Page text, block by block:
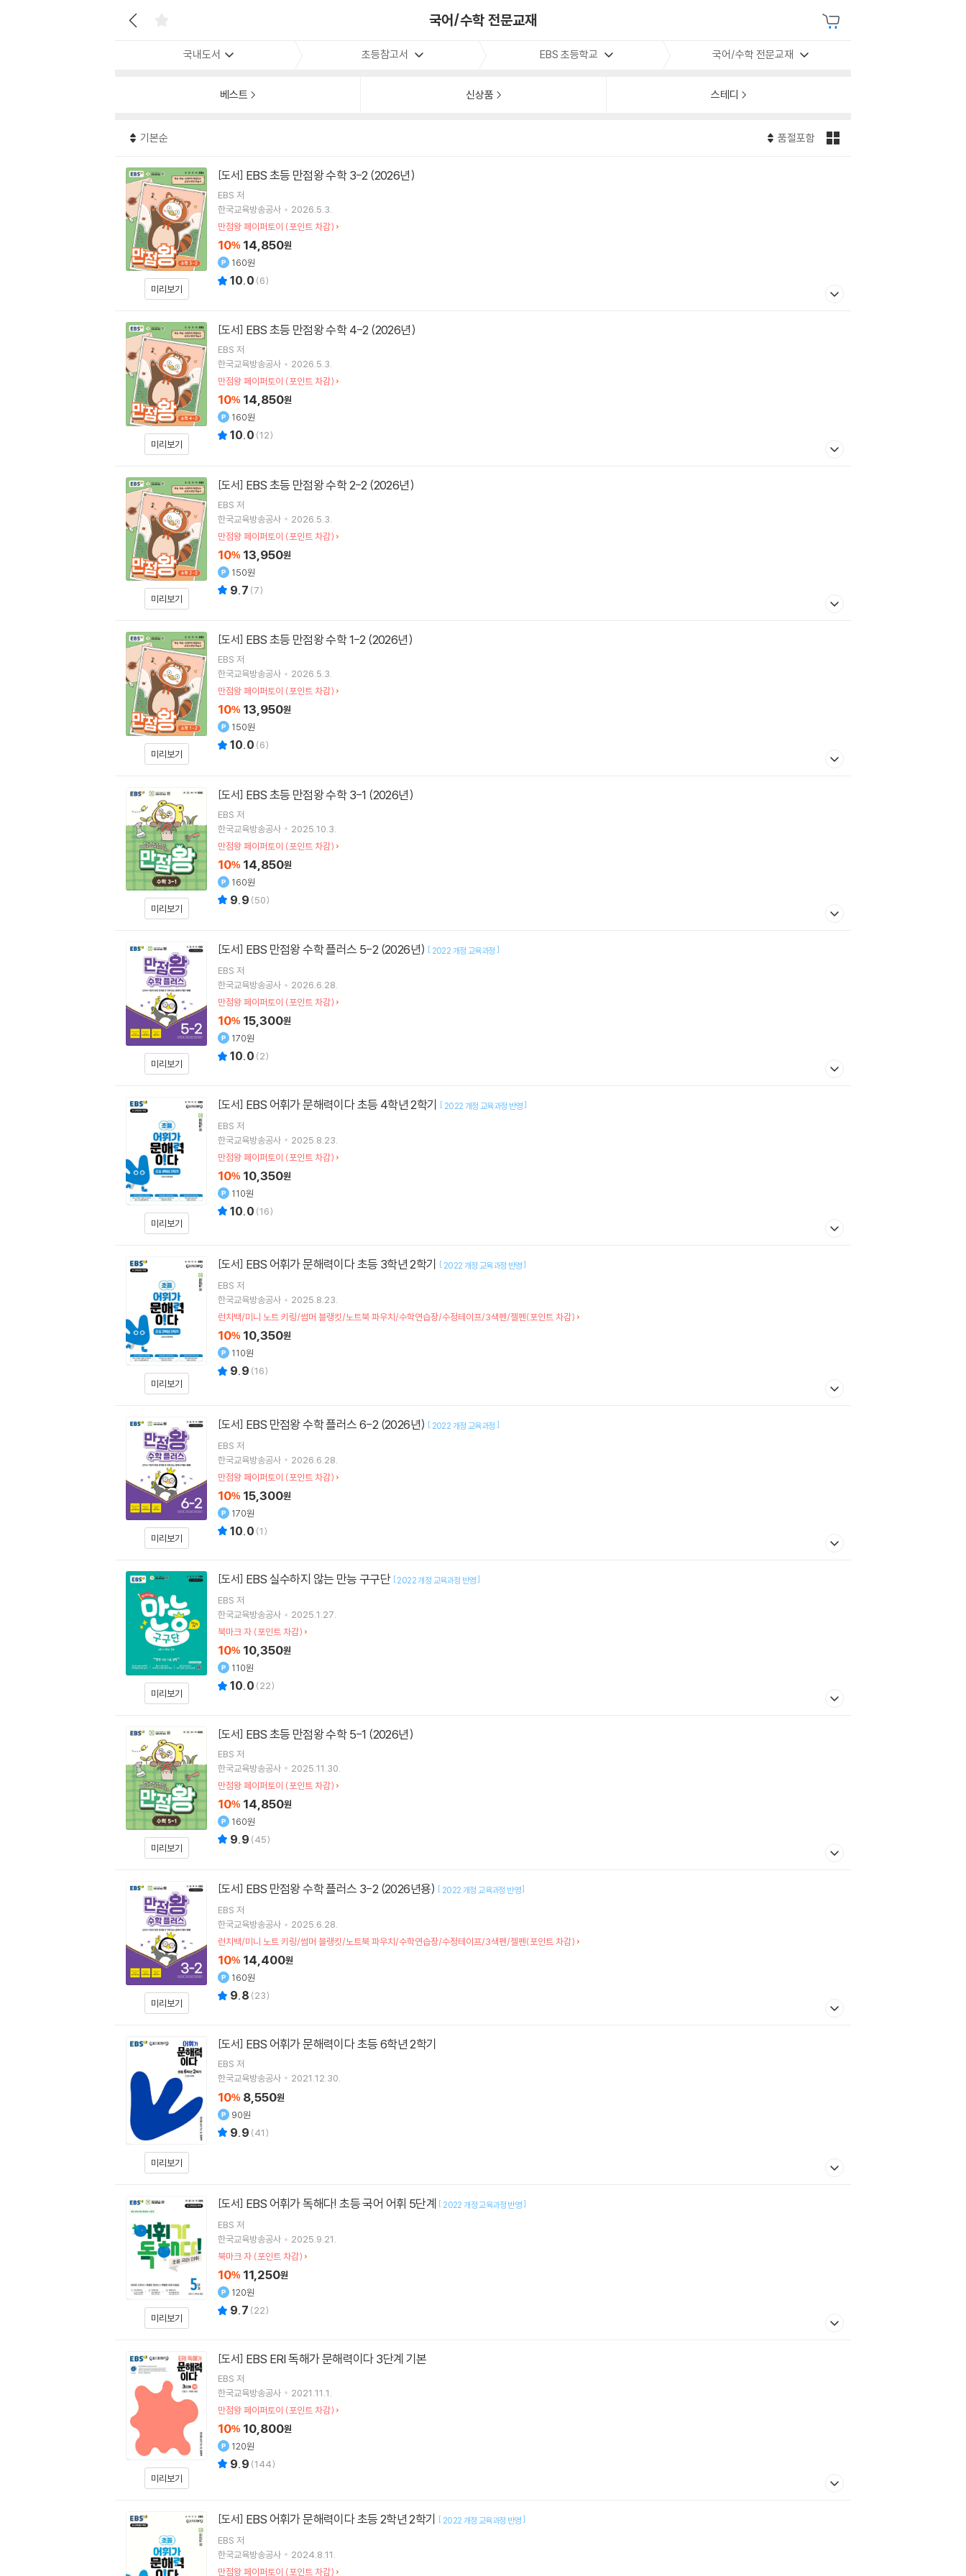
국어/수학 전문교재
국내도서 초등참고서 EBS 초등학교 국어/수학 전문교재
베스트 신상품 스테디
기본순 품절포함
미리보기
[도서] EBS 초등 만점왕 수학 3-2 (2026년)
EBS 저
한국교육방송공사
2026.5.3.
만점왕 페이퍼토이 (포인트 차감)
10% 14,850원
160원
10.0 (6)
미리보기
[도서] EBS 초등 만점왕 수학 4-2 (2026년)
EBS 저
한국교육방송공사
2026.5.3.
만점왕 페이퍼토이 (포인트 차감)
10% 14,850원
160원
10.0 (12)
미리보기
[도서] EBS 초등 만점왕 수학 2-2 (2026년)
EBS 저
한국교육방송공사
2026.5.3.
만점왕 페이퍼토이 (포인트 차감)
10% 13,950원
150원
9.7 (7)
미리보기
[도서] EBS 초등 만점왕 수학 1-2 (2026년)
EBS 저
한국교육방송공사
2026.5.3.
만점왕 페이퍼토이 (포인트 차감)
10% 13,950원
150원
10.0 (6)
미리보기
[도서] EBS 초등 만점왕 수학 3-1 (2026년)
EBS 저
한국교육방송공사
2025.10.3.
만점왕 페이퍼토이 (포인트 차감)
10% 14,850원
160원
9.9 (50)
미리보기
[도서] EBS 만점왕 수학 플러스 5-2 (2026년) [ 2022 개정 교육과정 ]
EBS 저
한국교육방송공사
2026.6.28.
만점왕 페이퍼토이 (포인트 차감)
10% 15,300원
170원
10.0 (2)
미리보기
[도서] EBS 어휘가 문해력이다 초등 4학년 2학기 [ 2022 개정 교육과정 반영]
EBS 저
한국교육방송공사
2025.8.23.
만점왕 페이퍼토이 (포인트 차감)
10% 10,350원
110원
10.0 (16)
미리보기
[도서] EBS 어휘가 문해력이다 초등 3학년 2학기 [ 2022 개정 교육과정 반영]
EBS 저
한국교육방송공사
2025.8.23.
런치백/미니 노트 키링/썸머 블랭킷/노트북 파우치/수학연습장/수정테이프/3색펜/젤펜(포인트 차감)
10% 10,350원
110원
9.9 (16)
미리보기
[도서] EBS 만점왕 수학 플러스 6-2 (2026년) [ 2022 개정 교육과정 ]
EBS 저
한국교육방송공사
2026.6.28.
만점왕 페이퍼토이 (포인트 차감)
10% 15,300원
170원
10.0 (1)
미리보기
[도서] EBS 실수하지 않는 만능 구구단 [2022 개정 교육과정 반영]
EBS 저
한국교육방송공사
2025.1.27.
북마크 자 (포인트 차감)
10% 10,350원
110원
10.0 (22)
미리보기
[도서] EBS 초등 만점왕 수학 5-1 (2026년)
EBS 저
한국교육방송공사
2025.11.30.
만점왕 페이퍼토이 (포인트 차감)
10% 14,850원
160원
9.9 (45)
미리보기
[도서] EBS 만점왕 수학 플러스 3-2 (2026년용) [ 2022 개정 교육과정 반영]
EBS 저
한국교육방송공사
2025.6.28.
런치백/미니 노트 키링/썸머 블랭킷/노트북 파우치/수학연습장/수정테이프/3색펜/젤펜(포인트 차감)
10% 14,400원
160원
9.8 (23)
미리보기
[도서] EBS 어휘가 문해력이다 초등 6학년 2학기
EBS 저
한국교육방송공사
2021.12.30.
10% 8,550원
90원
9.9 (41)
미리보기
[도서] EBS 어휘가 독해다! 초등 국어 어휘 5단계 [ 2022 개정 교육과정 반영]
EBS 저
한국교육방송공사
2025.9.21.
북마크 자 (포인트 차감)
10% 11,250원
120원
9.7 (22)
미리보기
[도서] EBS ERI 독해가 문해력이다 3단계 기본
EBS 저
한국교육방송공사
2021.11.1.
만점왕 페이퍼토이 (포인트 차감)
10% 10,800원
120원
9.9 (144)
[도서] EBS 어휘가 문해력이다 초등 2학년 2학기 [ 2022 개정 교육과정 반영]
EBS 저
한국교육방송공사
2024.8.11.
만점왕 페이퍼토이 (포인트 차감)